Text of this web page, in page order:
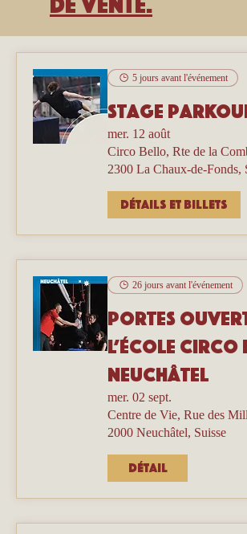
5 jours avant l'événement
Stage
mer. 12 août
Circo Bello, Rte de la
2300 La Chaux-de-Fonds,
Détails et billets
26 jours avant l'événement
Portes
l’école Circo
Neuchâtel
mer. 02 sept.
Centre de Vie, Rue des
2000 Neuchâtel, Suisse
Détail